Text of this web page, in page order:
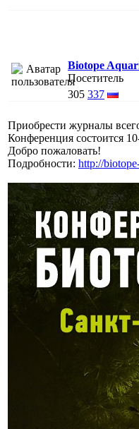
Biotope
Посетитель
305 337
Приобрести журналы
Конференция состоится
Добро пожаловать!
Подробности: http://